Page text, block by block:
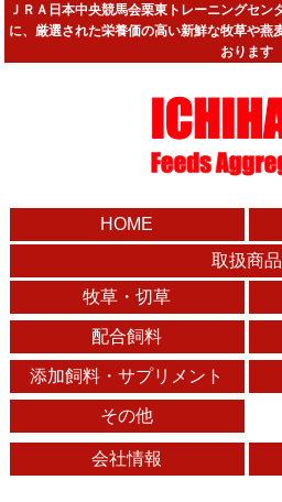
ＪＲＡ日本中央競馬会栗東トレーニングセ
に、厳選された栄養価の高い新鮮な牧草や燕
おります
HOME
取扱商品
牧草・切草
配合飼料
添加飼料・サプリメント
その他
会社情報